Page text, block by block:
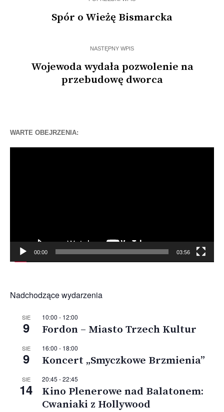
Spór o Wieżę Bismarcka
NASTĘPNY WPIS
Wojewoda wydała pozwolenie na
przebudowę dworca
WARTE OBEJRZENIA:
00:00 03:56
Nadchodzące wydarzenia
SIE
9
10:00 - 12:00
Fordon – Miasto Trzech Kultur
SIE
9
16:00 - 18:00
Koncert „Smyczkowe Brzmienia”
SIE
14
20:45 -22:45
Kino Plenerowe nad Balatonem:
Cwaniaki z Hollywood